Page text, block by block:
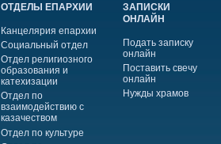
ОТДЕЛЫ ЕПАРХИИ
Канцелярия епархии
Социальный отдел
Отдел религиозного
образования и
катехизации
Отдел по
взаимодействию с
казачеством
Отдел по культуре
ЗАПИСКИ
ОНЛАЙН
Подать записку
онлайн
Поставить свечу
онлайн
Нужды храмов